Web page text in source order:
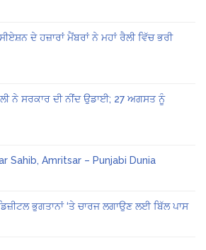
ਦੇ ਹਜ਼ਾਰਾਂ ਮੈਂਬਰਾਂ ਨੇ ਮਹਾਂ ਰੈਲੀ ਵਿੱਚ ਭਰੀ
ਨੇ ਸਰਕਾਰ ਦੀ ਨੀਂਦ ਉਡਾਈ; 27 ਅਗਸਤ ਨੂੰ
Sahib, Amritsar – Punjabi Dunia
ਭੁਗਤਾਨਾਂ ‘ਤੇ ਚਾਰਜ ਲਗਾਉਣ ਲਈ ਬਿੱਲ ਪਾਸ